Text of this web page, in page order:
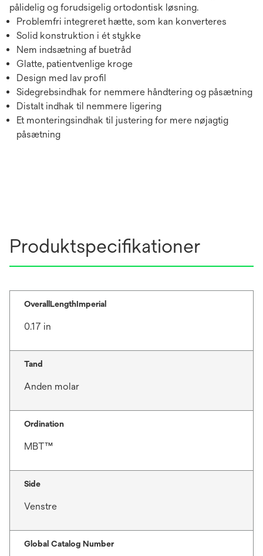
pålidelig og forudsigelig ortodontisk løsning.
Problemfri integreret hætte, som kan konverteres
Solid konstruktion i ét stykke
Nem indsætning af buetråd
Glatte, patientvenlige kroge
Design med lav profil
Sidegrebsindhak for nemmere håndtering og påsætning
Distalt indhak til nemmere ligering
Et monteringsindhak til justering for mere nøjagtig
påsætning
Produktspecifikationer
OverallLengthImperial
0.17 in
Tand
Anden molar
Ordination
MBT™
Side
Venstre
Global Catalog Number